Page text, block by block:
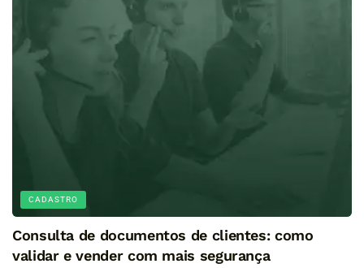
CADASTRO
Consulta de documentos de clientes: como
validar e vender com mais segurança